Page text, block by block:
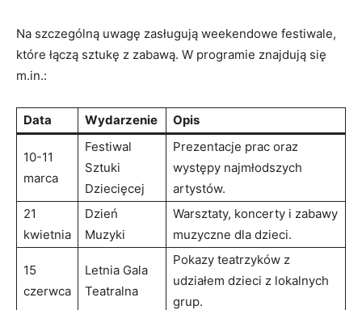
Na szczególną uwagę zasługują weekendowe festiwale,
które łączą sztukę z zabawą. W programie znajdują się ​
m.in.:
Data Wydarzenie Opis
10-11
marca
Festiwal
Sztuki
Dziecięcej
Prezentacje prac oraz
występy najmłodszych
⁢artystów.
21
kwietnia
Dzień
Muzyki
Warsztaty, koncerty i zabawy
⁤muzyczne dla dzieci.
15
czerwca
Letnia Gala
Teatralna
Pokazy teatrzyków z
udziałem dzieci ⁤z lokalnych
grup.